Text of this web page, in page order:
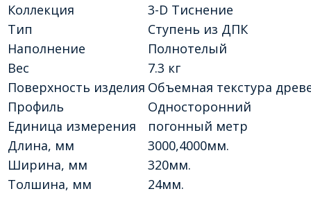
Коллекция
3-D Тиснение
Тип
Ступень из ДПК
Наполнение
Полнотелый
Вес
7.3 кг
Поверхность изделия Объемная текстура
Профиль
Односторонний
Единица измерения
погонный метр
Длина, мм
3000,4000мм.
Ширина, мм
320мм.
Толшина, мм
24мм.